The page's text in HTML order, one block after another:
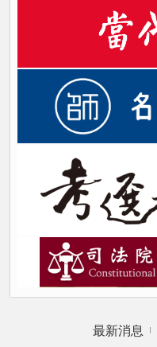
最新消息